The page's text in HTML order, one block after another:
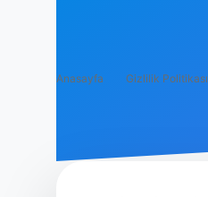
Anasayfa Gizlilik Politikası